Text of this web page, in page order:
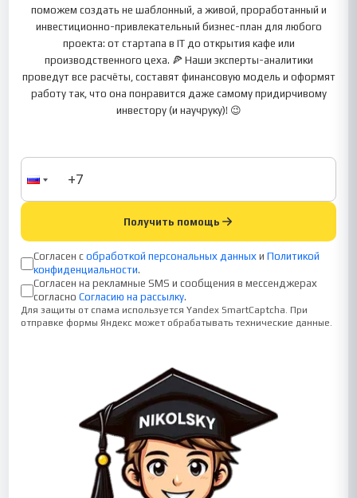
поможем создать не шаблонный, а живой, проработанный и
инвестиционно-привлекательный бизнес-план для любого
проекта: от стартапа в IT до открытия кафе или
производственного цеха. 🍕 Наши эксперты-аналитики
проведут все расчёты, составят финансовую модель и оформят
работу так, что она понравится даже самому придирчивому
инвестору (и научруку)! 😉
Получить помощь
Согласен с обработкой персональных данных и Политикой
конфиденциальности.
Согласен на рекламные SMS и сообщения в мессенджерах
согласно Согласию на рассылку.
Для защиты от спама используется Yandex SmartCaptcha. При
отправке формы Яндекс может обрабатывать технические данные.